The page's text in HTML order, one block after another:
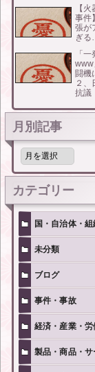
【
事件
張が
ぎ
「
www
闘機
２、
抗議
月別記事
月
記
事
カテゴリー
国・自治体・組
未分類
ブログ
事件・事故
経済・産業・労
製品・商品・サ